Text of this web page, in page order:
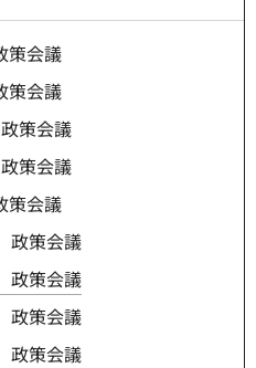
策会議
策会議
策会議
策会議
策会議
政策会議
政策会議
政策会議
政策会議